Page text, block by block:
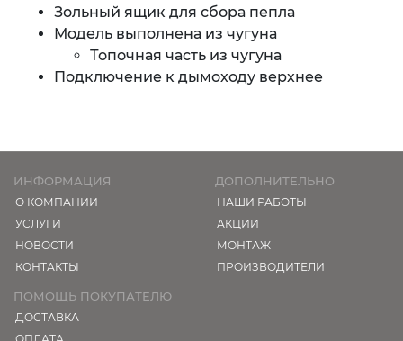
Зольный ящик для сбора пепла
Модель выполнена из чугуна
Топочная часть из чугуна
Подключение к дымоходу верхнее
ИНФОРМАЦИЯ
О КОМПАНИИ
УСЛУГИ
НОВОСТИ
КОНТАКТЫ
ДОПОЛНИТЕЛЬНО
НАШИ РАБОТЫ
АКЦИИ
МОНТАЖ
ПРОИЗВОДИТЕЛИ
ПОМОЩЬ ПОКУПАТЕЛЮ
ДОСТАВКА